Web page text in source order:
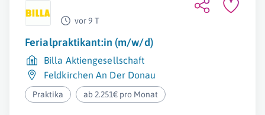
vor 9 T
Ferialpraktikant:in (m/w/d)
Billa Aktiengesellschaft
Feldkirchen An Der Donau
Praktika ab 2.251€ pro Monat